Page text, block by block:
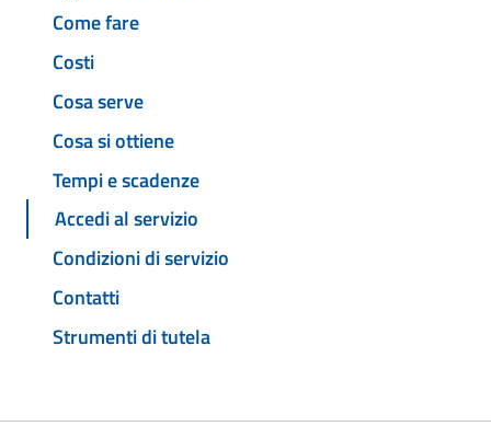
Come fare
Costi
Cosa serve
Cosa si ottiene
Tempi e scadenze
Accedi al servizio
Condizioni di servizio
Contatti
Strumenti di tutela